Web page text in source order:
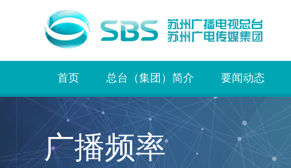
首页 总台（集团）简介 要闻动态
广播频率